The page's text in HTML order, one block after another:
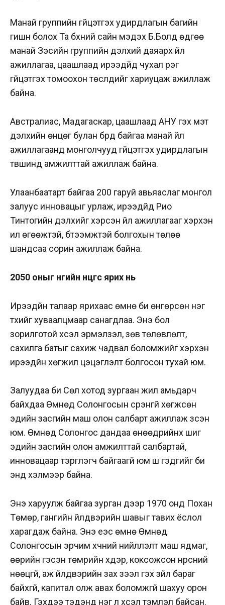
Манай группийн гүйцэтгэх удирдлагын багийн
гишүүн болох Та бүхний сайн мэдэх Б.Болд өдгөө
манай Зэсийн группийн дэлхий даяарх үйл
ажиллагаа, цаашлаад ирээдүйд чухал үүрэг
гүйцэтгэх томоохон төслүүдийг хариуцаж ажиллаж
байна.
Австралиас, Мадагаскар, цаашлаад АНУ гэх мэт
дэлхийн өнцөг булан бүрд байгаа манай үйл
ажиллагаанд монголчууд гүйцэтгэх удирдлагын
түвшинд амжилттай ажиллаж байна.
Улаанбаатарт байгаа 200 гаруй авьяаслаг монгол
залуус инновацыг урлаж, ирээдүйд Рио
Тинтогийн дэлхийг хэрсэн үйл ажиллагааг хэрхэн
илүү өгөөжтэй, бүтээмжтэй болгохын төлөө
шандсаа сорин ажиллаж байна.
2050 оныг өнөөгийн өнцгөөс ярих нь
Ирээдүйн талаар ярихаас өмнө би өнгөрсөн нэг
түүхийг хуваалцмаар санагдлаа. Энэ бол
зорилготой хүсэл эрмэлзэл, зөв төлөвлөлт,
сахилга батыг сахиж чадвал боломжийг хэрхэн
ирээдүйн хөгжил цэцэглэлт болгосон тухай юм.
Залуудаа би Сөүл хотод зургаан жил амьдарч
байхдаа Өмнөд Солонгосын үсрэнгүй хөгжсөн
эдийн засгийн маш олон салбарт ажиллаж үзсэн
юм. Өмнөд Солонгос дандаа өнөөдрийнх шиг
эдийн засгийн олон амжилттай салбартай,
инновацаар тэргүүлэгч байгаагүй юм шүү гэдгийг би
энд хэлмээр байна.
Энэ харуулж байгаа зурган дээр 1970 онд Похан
Төмөр, гангийн үйлдвэрийн шавыг тавих ёслол
харагдаж байна. Энэ үеэс өмнө Өмнөд
Солонгосын эрчим хүчний нийлүүлэлт маш ядмаг,
өөрийн гэсэн төмрийн хүдэр, коксожсон нүүрсний
нөөцгүй, аж үйлдвэрийн зах зээл гэх зүйл бараг
байхгүй, капитал олж авах боломжгүй шахуу орон
байв. Гэхдээ тэдэнд нэг л хүсэл тэмүүлэл байсан.